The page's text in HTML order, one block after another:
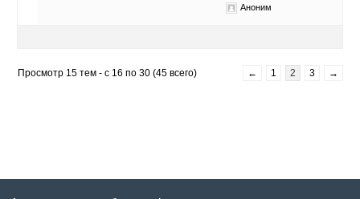
Аноним
Просмотр 15 тем - с 16 по 30 (45 всего) ← 1 2 3 →